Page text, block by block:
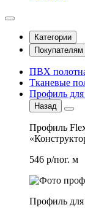
Категории
Покупателям
ПВХ
Тканевые
Профиль
Назад
Профиль
546 р/пог. м
Профиль